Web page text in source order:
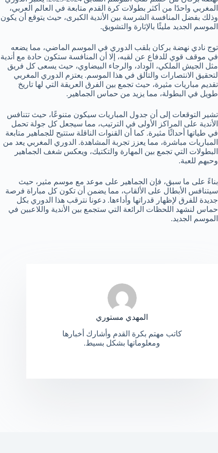
المغربي واحدًا من أكثر بطولات كرة القدم متابعة في العالم العربي،
وذلك بفضل المنافسة الشرسة بين الأندية الكبرى، حيث يتوقع أن يكون
الموسم الجديد مليئًا بالإثارة والتشويق.
توج نادي نهضة بركان بلقب الدوري في الموسم الماضي، مما يضعه
في موقف قوي للدفاع عن لقبه، إلا أن المنافسة ستكون حادة مع أندية
مثل الجيش الملكي، الوداد، والرجاء البيضاوي، حيث يسعى كل فريق
لتحقيق الانتصارات والتألق في هذا الموسم. يعتزم الدوري المغربي
تقديم مباريات مثيرة، حيث تجمع بين الفرق العريقة التي لها تاريخ
طويل في البطولة، مما يزيد من حماس الجماهير.
تشير التوقعات إلى أن جدول المباريات سيكون متنوعًا، حيث تتنافس
الأندية على المراكز الأولى في الترتيب، مما سيجعل كل جولة تحمل
في طياتها أحداثًا مثيرة. كما أن القنوات الناقلة ستتيح للجماهير متابعة
المباريات مباشرة، مما يعزز تجربة المشاهدة. الدوري المغربي يعد من
البطولات التي تجمع بين المهارة والتكتيك، ويعكس شغف الجماهير
وحبهم للعبة.
بناءً على ما سبق، فإن الجماهير على موعد مع موسم مثير، حيث
سيتنافس الأبطال على الألقاب، مما يضمن أن تكون كل مباراة فرصة
جديدة للفرق لإظهار قدراتها وأداءها. دعونا نترقب هذا الدوري بكل
حماس لنشهد اللحظات الرائعة التي ستجمع بين الأندية واللاعبين في
الموسم الجديد.
المهدي مستوري
كاتب مهتم بكرة القدم وأشارك أخبارها
ومعلوماتها بشكل بسيط.